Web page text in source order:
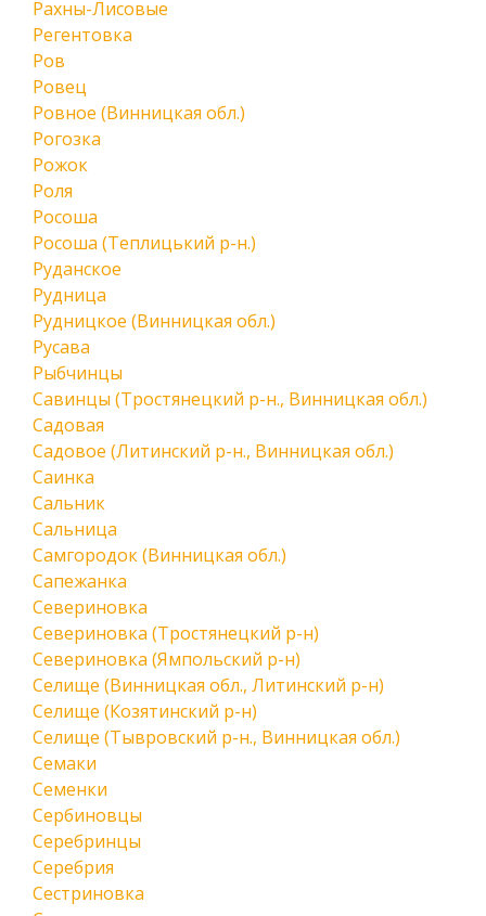
Рахны-Лисовые
Регентовка
Ров
Ровец
Ровное (Винницкая обл.)
Рогозка
Рожок
Роля
Росоша
Росоша (Теплицький р-н.)
Руданское
Рудница
Рудницкое (Винницкая обл.)
Русава
Рыбчинцы
Савинцы (Тростянецкий р-н., Винницкая обл.)
Садовая
Садовое (Литинский р-н., Винницкая обл.)
Саинка
Сальник
Сальница
Самгородок (Винницкая обл.)
Сапежанка
Севериновка
Севериновка (Тростянецкий р-н)
Севериновка (Ямпольский р-н)
Селище (Винницкая обл., Литинский р-н)
Селище (Козятинский р-н)
Селище (Тывровский р-н., Винницкая обл.)
Семаки
Семенки
Сербиновцы
Серебринцы
Серебрия
Сестриновка